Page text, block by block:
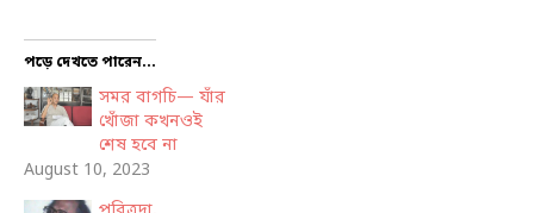
পড়ে দেখতে পারেন...
সমর বাগচি— যাঁর
খোঁজা কখনওই
শেষ হবে না
August 10, 2023